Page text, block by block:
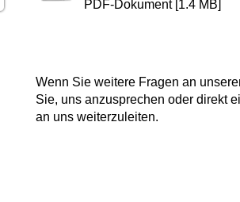
PDF-Dokument [1.4 MB]
Wenn Sie weitere Fragen an
Sie, uns anzusprechen oder direkt
an uns weiterzuleiten.